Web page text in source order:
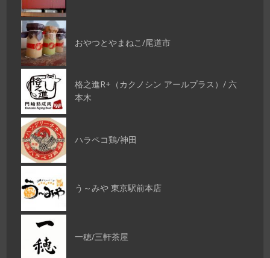
おやつとやまねこ/尾道市
格之進R+（カクノシン アールプラス）/ 六
本木
ハラペコ鶏/神田
う～みや 東京駅前本店
一穂/三軒茶屋